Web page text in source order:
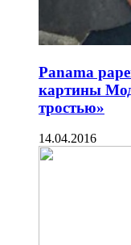
Panama
картины
тростью»
14.04.2016